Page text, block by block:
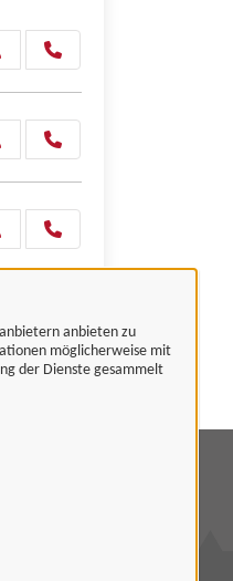
anbieten zu
möglicherweise mit
der Dienste gesammelt